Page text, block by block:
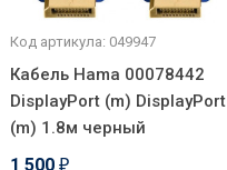
Код артикула: 049947
Кабель Hama 00078442
DisplayPort (m) DisplayPort
(m) 1.8м черный
1 500 ₽